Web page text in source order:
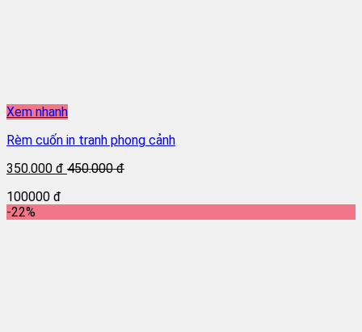
Xem nhanh
Rèm cuốn in tranh phong cảnh
350.000 đ 450.000 đ
100000 đ
-22%